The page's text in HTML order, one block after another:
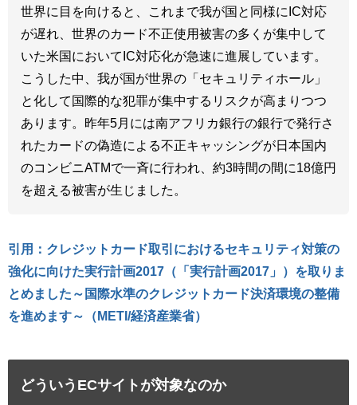
世界に目を向けると、これまで我が国と同様にIC対応
が遅れ、世界のカード不正使用被害の多くが集中して
いた米国においてIC対応化が急速に進展しています。
こうした中、我が国が世界の「セキュリティホール」
と化して国際的な犯罪が集中するリスクが高まりつつ
あります。昨年5月には南アフリカ銀行の銀行で発行さ
れたカードの偽造による不正キャッシングが日本国内
のコンビニATMで一斉に行われ、約3時間の間に18億円
を超える被害が生じました。
引用：クレジットカード取引におけるセキュリティ対策の
強化に向けた実行計画2017（「実行計画2017」）を取りま
とめました～国際水準のクレジットカード決済環境の整備
を進めます～（METI/経済産業省）
どういうECサイトが対象なのか